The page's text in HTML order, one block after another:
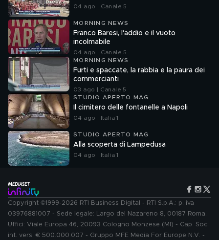
04 ago | Canale 5
MORNING NEWS
Franco Baresi, l'addio e il vuoto
incolmabile
04 ago | Canale 5
MORNING NEWS
Furti e spaccate, la rabbia e la paura dei
commercianti
03 ago | Canale 5
STUDIO APERTO MAG
Il cimitero delle fontanelle a Napoli
04 ago | Italia 1
STUDIO APERTO MAG
Alla scoperta di Lampedusa
04 ago | Italia 1
Copyright ©1999-2026 RTI Business Digital - RTI S.p.A.: p. iva
03976881007 - Sede legale: Largo del Nazareno 8, 00187 Roma.
Uffici: Viale Europa 46, 20093 Cologno Monzese (MI) - Cap. Soc.
int. vers. € 500.000.007 - Gruppo MFE Media For Europe N.V. -